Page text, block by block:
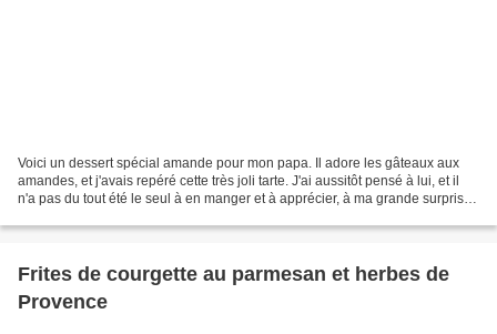
Voici un dessert spécial amande pour mon papa. Il adore les gâteaux aux
amandes, et j'avais repéré cette très joli tarte. J'ai aussitôt pensé à lui, et il
n'a pas du tout été le seul à en manger et à apprécier, à ma grande surprise,
Frites de courgette au parmesan et herbes de
Provence